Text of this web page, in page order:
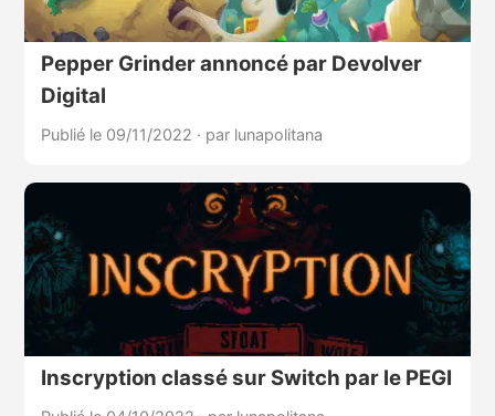
Pepper Grinder annoncé par Devolver
Digital
Publié le 09/11/2022 · par lunapolitana
Inscryption classé sur Switch par le PEGI